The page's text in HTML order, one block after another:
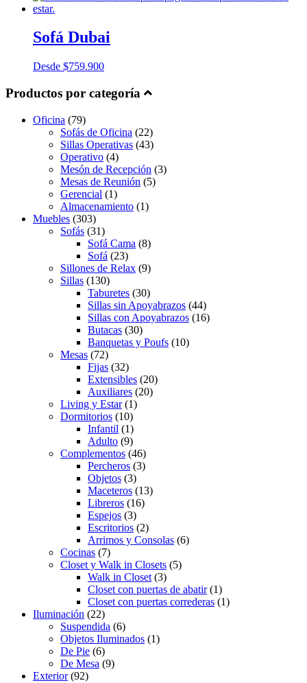
Sofá Dubai
Desde $759.900
Productos por categoría
Oficina (79)
Sofás de Oficina (22)
Sillas Operativas (43)
Operativo (4)
Mesón de Recepción (3)
Mesas de Reunión (5)
Gerencial (1)
Almacenamiento (1)
Muebles (303)
Sofás (31)
Sofá Cama (8)
Sofá (23)
Sillones de Relax (9)
Sillas (130)
Taburetes (30)
Sillas sin Apoyabrazos (44)
Sillas con Apoyabrazos (16)
Butacas (30)
Banquetas y Poufs (10)
Mesas (72)
Fijas (32)
Extensibles (20)
Auxiliares (20)
Living y Estar(1)
Dormitorios (10)
Infantil (1)
Adulto (9)
Complementos (46)
Percheros (3)
Objetos (3)
Maceteros (13)
Libreros (16)
Espejos (3)
Escritorios (2)
Arrimos y Consolas (6)
Cocinas (7)
Closet y Walk in Closets (5)
Walk in Closet (3)
Closet con puertas de abatir(1)
Closet con puertas correderas (1)
Iluminación (22)
Suspendida (6)
Objetos Iluminados (1)
De Pie (6)
De Mesa (9)
Exterior(92)